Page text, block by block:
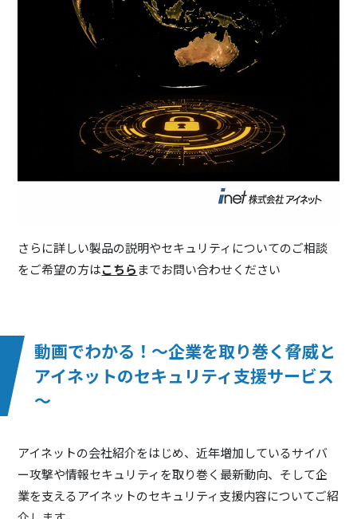
さらに詳しい製品の説明やセキュリティについてのご相談
をご希望の方はこちら までお問い合わせください
動画でわかる！～企業を取り巻く脅威と
アイネットのセキュリティ支援サービス
～
アイネットの会社紹介をはじめ、近年増加しているサイバ
ー攻撃や情報セキュリティを取り巻く最新動向、そして企
業を支えるアイネットのセキュリティ支援内容についてご紹